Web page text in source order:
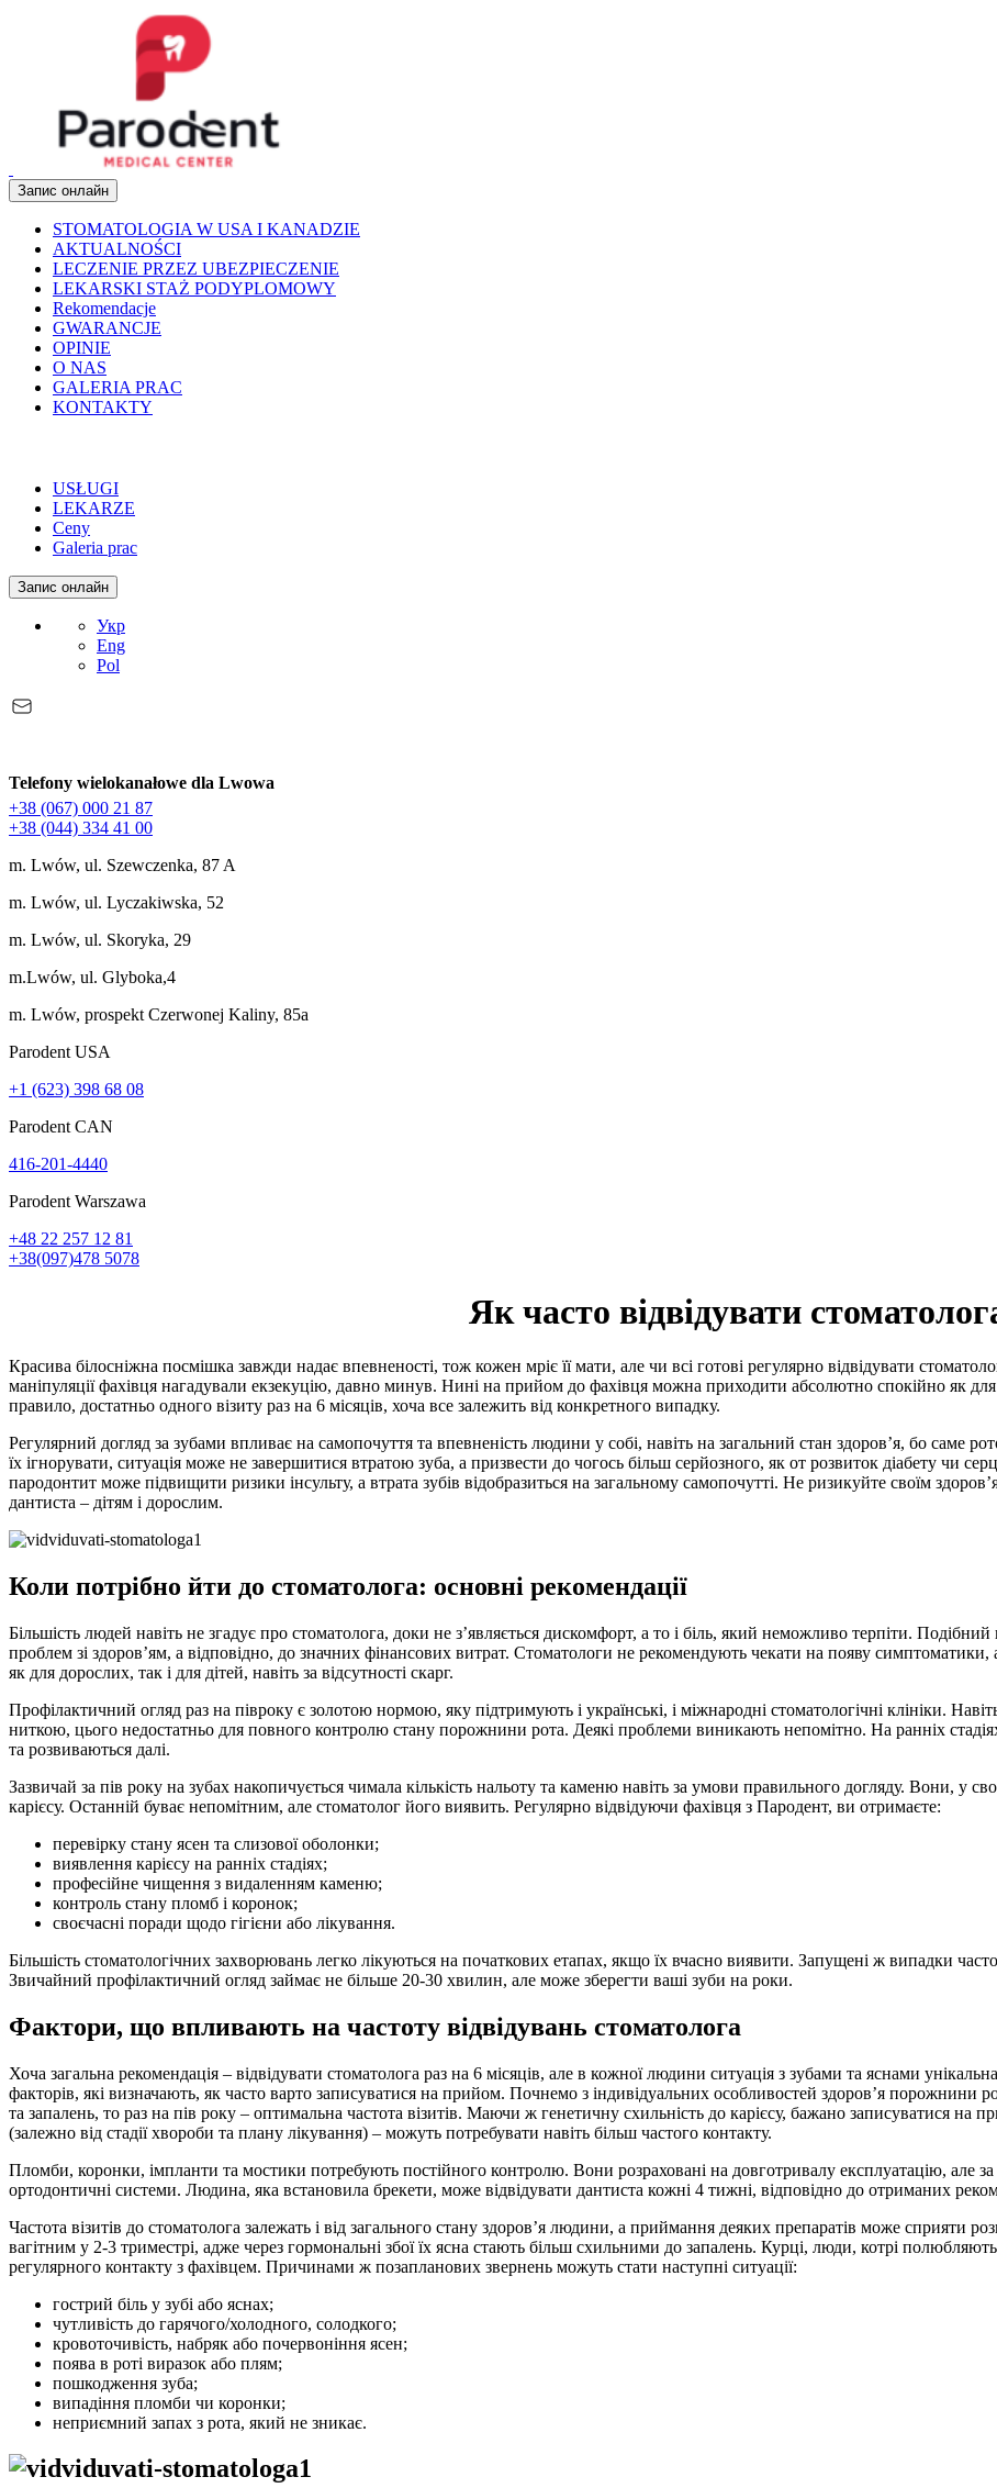
Запис онлайн
STOMATOLOGIA W USA I KANADZIE
AKTUALNOŚCI
LECZENIE PRZEZ UBEZPIECZENIE
LEKARSKI STAŻ PODYPLOMOWY
Rekomendacje
GWARANCJE
OPINIE
O NAS
GALERIA PRAC
KONTAKTY
USŁUGI
LEKARZE
Ceny
Galeria prac
Запис онлайн
Укр
Eng
Pol
Telefony wielokanałowe dla Lwowa
+38 (067) 000 21 87
+38 (044) 334 41 00
m. Lwów, ul. Szewczenka, 87 A
m. Lwów, ul. Lyczakiwska, 52
m. Lwów, ul. Skoryka, 29
m.Lwów, ul. Glyboka,4
m. Lwów, prospekt Czerwonej Kaliny, 85a
Parodent USА
+1 (623) 398 68 08
Parodent CAN
416-201-4440
Parodent Warszawa
+48 22 257 12 81
+38(097)478 5078
Як часто відвідувати
Красива білосніжна посмішка завжди надає впевненості, тож кожен мріє її мати, але чи всі готові регулярно відвідувати
маніпуляції фахівця нагадували екзекуцію, давно минув. Нині на прийом до фахівця можна приходити абсолютно спокійно як для
правило, достатньо одного візиту раз на 6 місяців, хоча все залежить від конкретного випадку.
Регулярний догляд за зубами впливає на самопочуття та впевненість людини у собі, навіть на загальний стан здоров’я, бо саме
їх ігнорувати, ситуація може не завершитися втратою зуба, а призвести до чогось більш серйозного, як от розвиток діабету чи
пародонтит може підвищити ризики інсульту, а втрата зубів відобразиться на загальному самопочутті. Не ризикуйте своїм
дантиста – дітям і дорослим.
Коли потрібно йти до стоматолога: основні рекомендації
Більшість людей навіть не згадує про стоматолога, доки не з’являється дискомфорт, а то і біль, який неможливо терпіти.
проблем зі здоров’ям, а відповідно, до значних фінансових витрат. Стоматологи не рекомендують чекати на появу
як для дорослих, так і для дітей, навіть за відсутності скарг.
Профілактичний огляд раз на півроку є золотою нормою, яку підтримують і українські, і міжнародні стоматологічні клініки.
ниткою, цього недостатньо для повного контролю стану порожнини рота. Деякі проблеми виникають непомітно. На ранніх
та розвиваються далі.
Зазвичай за пів року на зубах накопичується чимала кількість нальоту та каменю навіть за умови правильного догляду. Вони, у
карієсу. Останній буває непомітним, але стоматолог його виявить. Регулярно відвідуючи фахівця з Пародент, ви отримаєте:
перевірку стану ясен та слизової оболонки;
виявлення карієсу на ранніх стадіях;
професійне чищення з видаленням каменю;
контроль стану пломб і коронок;
своєчасні поради щодо гігієни або лікування.
Більшість стоматологічних захворювань легко лікуються на початкових етапах, якщо їх вчасно виявити. Запущені ж випадки
Звичайний профілактичний огляд займає не більше 20-30 хвилин, але може зберегти ваші зуби на роки.
Фактори, що впливають на частоту відвідувань стоматолога
Хоча загальна рекомендація – відвідувати стоматолога раз на 6 місяців, але в кожної людини ситуація з зубами та яснами
факторів, які визначають, як часто варто записуватися на прийом. Почнемо з індивідуальних особливостей здоров’я порожнини
та запалень, то раз на пів року – оптимальна частота візитів. Маючи ж генетичну схильність до карієсу, бажано записуватися на
(залежно від стадії хвороби та плану лікування) – можуть потребувати навіть більш частого контакту.
Пломби, коронки, імпланти та мостики потребують постійного контролю. Вони розраховані на довготривалу експлуатацію, але
ортодонтичні системи. Людина, яка встановила брекети, може відвідувати дантиста кожні 4 тижні, відповідно до отриманих
Частота візитів до стоматолога залежать і від загального стану здоров’я людини, а приймання деяких препаратів може сприяти
вагітним у 2-3 триместрі, адже через гормональні збої їх ясна стають більш схильними до запалень. Курці, люди, котрі
регулярного контакту з фахівцем. Причинами ж позапланових звернень можуть стати наступні ситуації:
гострий біль у зубі або яснах;
чутливість до гарячого/холодного, солодкого;
кровоточивість, набряк або почервоніння ясен;
поява в роті виразок або плям;
пошкодження зуба;
випадіння пломби чи коронки;
неприємний запах з рота, який не зникає.